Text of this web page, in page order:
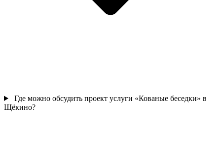
Где можно обсудить проект услуги «Кованые беседки» в
Щёкино?